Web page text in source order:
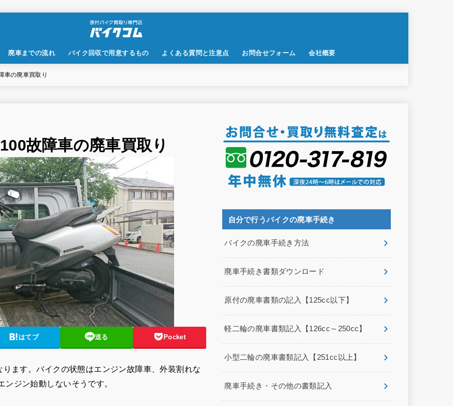
廃車までの流れ バイク回収で用意するもの よくある質問と注意点 お問合せフォーム 会社概要
車の廃車買取り
故障車の廃車買取り
はてブ 送る Pocket
ます。バイクの状態はエンジン故障車、外装割れな
ジン始動しないそうです。
自分で行うバイクの廃車手続き
バイクの廃車手続き方法
廃車手続き書類ダウンロード
原付の廃車書類の記入【125cc以下】
軽二輪の廃車書類記入【126cc～250cc】
小型二輪の廃車書類記入【251cc以上】
廃車手続き・その他の書類記入